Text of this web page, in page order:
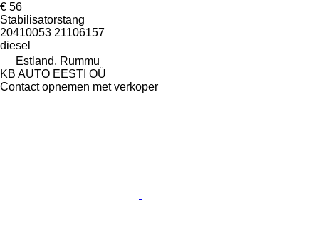
€ 56
Stabilisatorstang
20410053 21106157
diesel
Estland, Rummu
KB AUTO EESTI OÜ
Contact opnemen met verkoper